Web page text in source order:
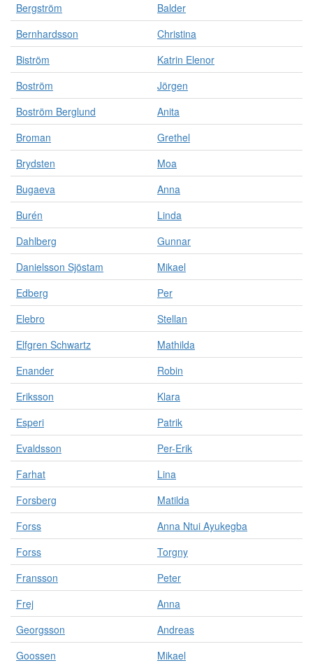
Bergström
Balder
Bernhardsson
Christina
Biström
Katrin Elenor
Boström
Jörgen
Boström Berglund
Anita
Broman
Grethel
Brydsten
Moa
Bugaeva
Anna
Burén
Linda
Dahlberg
Gunnar
Danielsson Sjöstam
Mikael
Edberg
Per
Elebro
Stellan
Elfgren Schwartz
Mathilda
Enander
Robin
Eriksson
Klara
Esperi
Patrik
Evaldsson
Per-Erik
Farhat
Lina
Forsberg
Matilda
Forss
Anna Ntui Ayukegba
Forss
Torgny
Fransson
Peter
Frej
Anna
Georgsson
Andreas
Goossen
Mikael